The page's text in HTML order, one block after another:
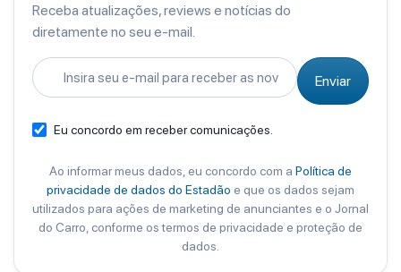
Receba atualizações, reviews e notícias do
diretamente no seu e-mail.
Enviar
Eu concordo em receber comunicações.
Ao informar meus dados, eu concordo com a Política de
privacidade de dados do Estadão e que os dados sejam
utilizados para ações de marketing de anunciantes e o Jornal
do Carro, conforme os termos de privacidade e proteção de
dados.